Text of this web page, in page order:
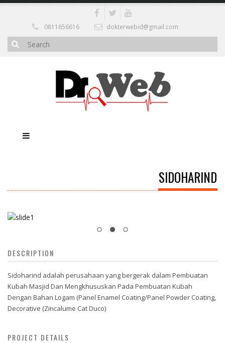
0811656616 dokterwebid@gmail.com
SIDOHARIND
DESCRIPTION
Sidoharind adalah perusahaan yang bergerak dalam Pembuatan
Kubah Masjid Dan Mengkhususkan Pada Pembuatan Kubah
Dengan Bahan Logam (Panel Enamel Coating/Panel Powder Coating,
Decorative (Zincalume Cat Duco)
PROJECT DETAILS